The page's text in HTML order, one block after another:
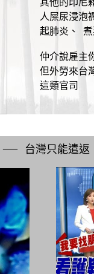
其他的印尼
人屎尿浸泡
起肺炎、 煮
仲介說雇主
但外勞來台
這類官司
― 台灣只能遣返